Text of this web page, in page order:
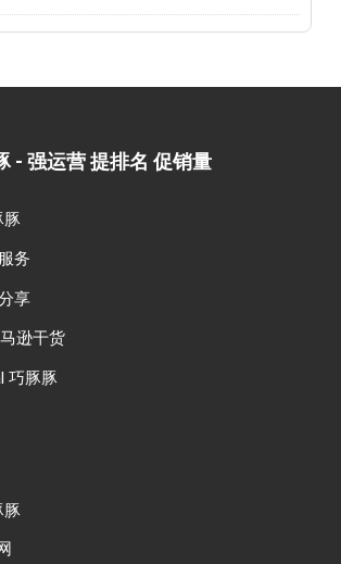
- 强运营 提排名 促销量​
豚
务
享
逊干货
巧豚豚
豚